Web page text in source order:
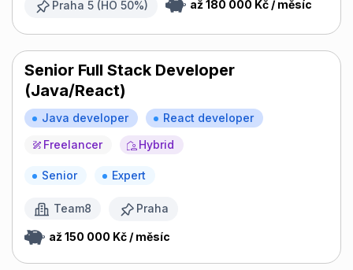
Praha 5 (HO 50%) až 180 000 Kč / měsíc
Senior Full Stack Developer
(Java/React)
Java developer
React developer
Freelancer
Hybrid
Senior Expert
Team8 Praha
až 150 000 Kč / měsíc